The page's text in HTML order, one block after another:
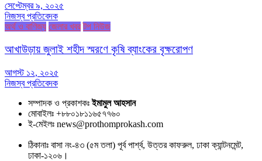
সেপ্টেম্বর ৯, ২০২৫
নিজস্ব প্রতিবেদক
অর্থ ও বাণিজ্য জেলার খবর টপ নিউজ
আখাউড়ায় জুলাই শহীদ স্মরণে কৃষি ব্যাংকের বৃক্ষরোপণ
আগস্ট ১২, ২০২৫
নিজস্ব প্রতিবেদক
সম্পাদক ও প্রকাশকঃইমামুল আহসান
মোবাইলঃ +৮৮০১৮১১৬৫৭৭৬০
ই-মেইলঃ news@prothomprokash.com
ঠিকানাঃ বাসা নং-৪৩ (৫ম তলা) পূর্ব পার্শ্ব, উত্তর কাফরুল, ঢাকা ক্যান্টনমেন্ট,
ঢাকা-১২০৬।